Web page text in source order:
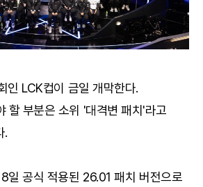
인 LCK컵이 금일 개막한다.
할 부분은 소위 '대격변 패치'라고
.
일 공식 적용된 26.01 패치 버전으로